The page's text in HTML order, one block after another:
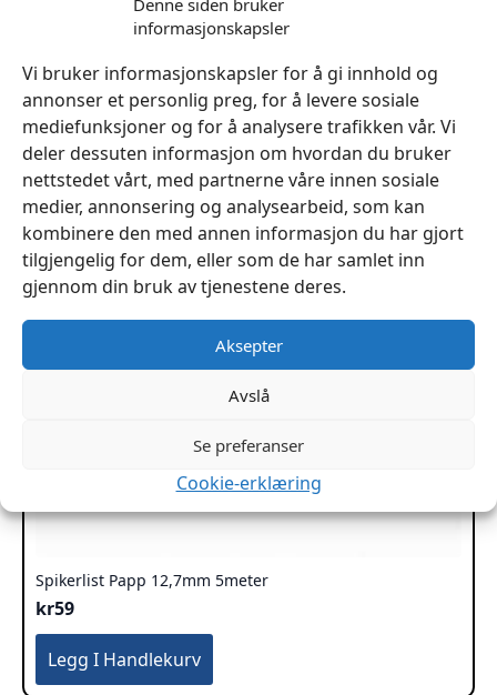
Denne siden bruker
informasjonskapsler
Vi bruker informasjonskapsler for å gi innhold og
annonser et personlig preg, for å levere sosiale
mediefunksjoner og for å analysere trafikken vår. Vi
deler dessuten informasjon om hvordan du bruker
nettstedet vårt, med partnerne våre innen sosiale
medier, annonsering og analysearbeid, som kan
kombinere den med annen informasjon du har gjort
tilgjengelig for dem, eller som de har samlet inn
gjennom din bruk av tjenestene deres.
Aksepter
Avslå
Se preferanser
Cookie-erklæring
Legg I Handlekurv
Spikerlist Papp 12,7mm 5meter
kr59
Legg I Handlekurv